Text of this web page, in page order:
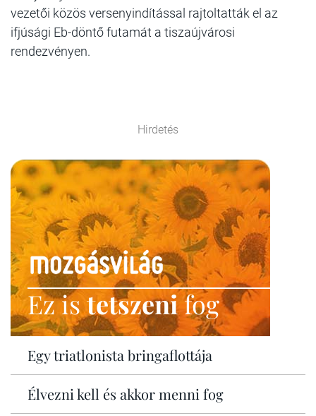
vezetői közös versenyindítással rajtoltatták el az
ifjúsági Eb-döntő futamát a tiszaújvárosi
rendezvényen.
Hirdetés
Ez istetszenifog
Egy triatlonista bringaflottája
Élvezni kell és akkor menni fog